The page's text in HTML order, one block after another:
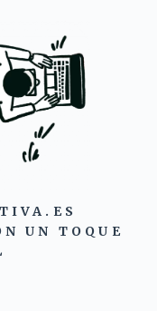
UN TOQUE